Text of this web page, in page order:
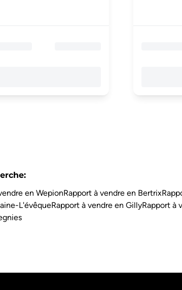
:
en WepionRapport à vendre en Bertrix
L'évêqueRapport à vendre en GillyRapport à